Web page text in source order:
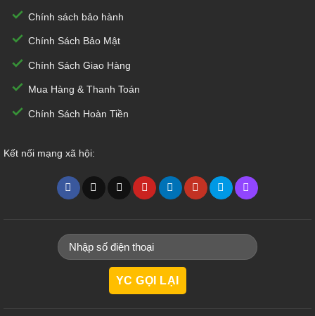
Chính sách bảo hành
Chính Sách Bảo Mật
Chính Sách Giao Hàng
Mua Hàng & Thanh Toán
Chính Sách Hoàn Tiền
Kết nối mạng xã hội: